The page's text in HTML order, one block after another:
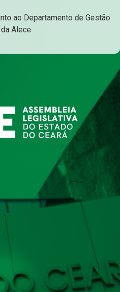
ao Departamento de Gestão
Alece.